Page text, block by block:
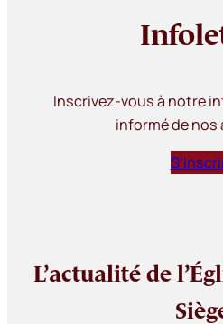
Inscrivez-vous à notre
informé de
L’actualité de